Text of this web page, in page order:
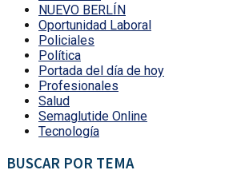
NUEVO BERLÍN
Oportunidad Laboral
Policiales
Política
Portada del día de hoy
Profesionales
Salud
Semaglutide Online
Tecnología
BUSCAR POR TEMA